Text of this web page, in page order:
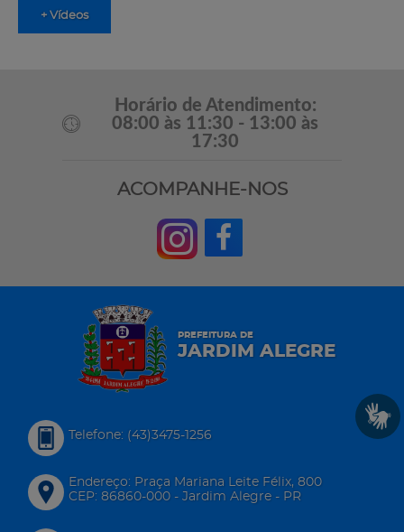
+ Vídeos
Horário de Atendimento:
08:00 às 11:30 - 13:00 às
17:30
ACOMPANHE-NOS
PREFEITURA DE
JARDIM ALEGRE
Telefone: (43)3475-1256
Endereço: Praça Mariana Leite Félix, 800
CEP: 86860-000 - Jardim Alegre - PR